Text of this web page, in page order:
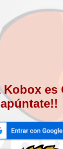
Kobox es
apúntate!!